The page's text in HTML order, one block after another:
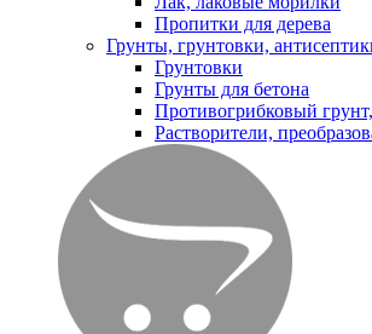
Пропитки для дерева
Грунты, грунтовки,
Грунтовки
Грунты для бетона
Противогрибковый
Растворители,